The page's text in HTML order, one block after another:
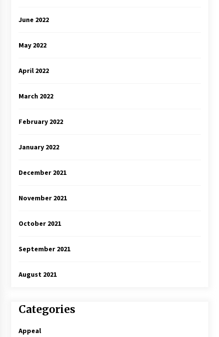
June 2022
May 2022
April 2022
March 2022
February 2022
January 2022
December 2021
November 2021
October 2021
September 2021
August 2021
Categories
Appeal